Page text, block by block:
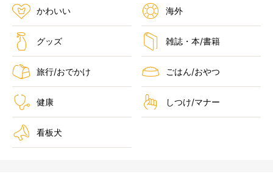
かわいい 海外
グッズ 雑誌・本/書籍
旅行/おでかけ ごはん/おやつ
健康 しつけ/マナー
看板犬